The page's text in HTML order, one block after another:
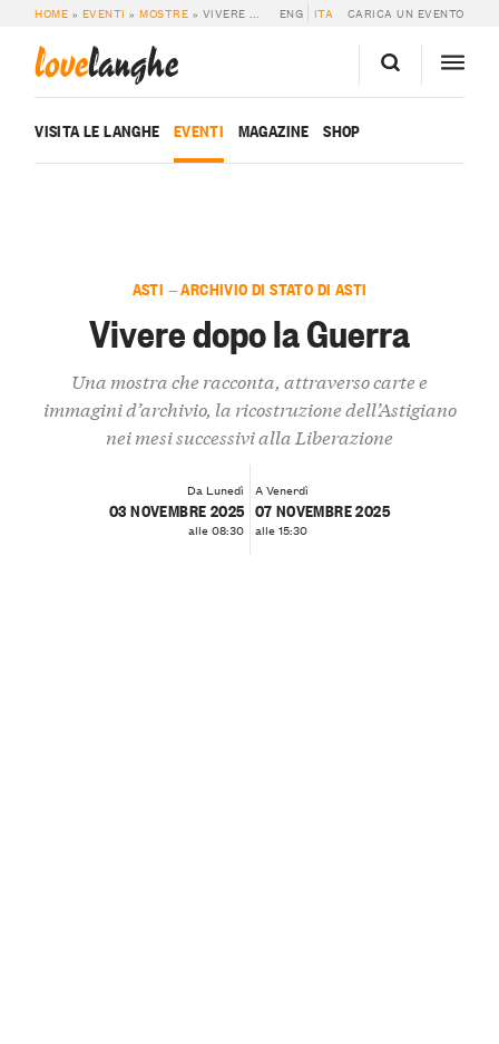
HOME » EVENTI »MOSTRE » VIVERE DOPO LA GUERRA ENG ITA CARICA UN EVENTO
lovelanghe
VISITA LE LANGHE EVENTI MAGAZINE SHOP
ASTI — ARCHIVIO DI STATO DI ASTI
Vivere dopo la Guerra
Una mostra che racconta, attraverso carte e
immagini d’archivio, la ricostruzione dell’Astigiano
nei mesi successivi alla Liberazione
Da Lunedì
03 NOVEMBRE 2025
alle 08:30
A Venerdì
07 NOVEMBRE 2025
alle 15:30